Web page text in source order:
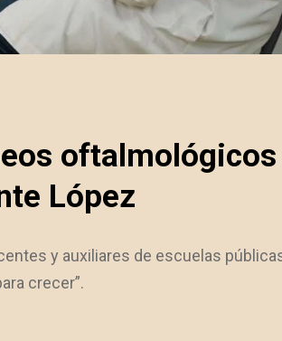
oftalmológicos
López
y auxiliares de escuelas
crecer”.